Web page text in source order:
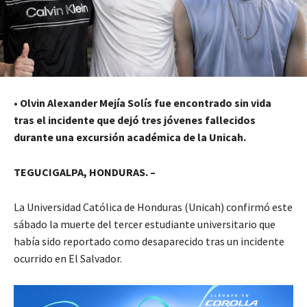
• Olvin Alexander Mejía Solís fue encontrado sin vida
tras el incidente que dejó tres jóvenes fallecidos
durante una excursión académica de la Unicah.
TEGUCIGALPA, HONDURAS. –
La Universidad Católica de Honduras (Unicah) confirmó este
sábado la muerte del tercer estudiante universitario que
había sido reportado como desaparecido tras un incidente
ocurrido en El Salvador.